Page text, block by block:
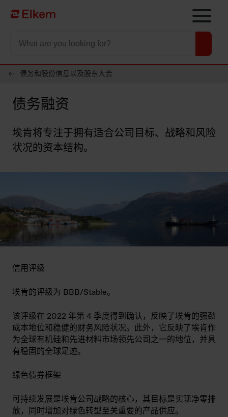
Skip to main content
To start page
债务和股份信息以及股东大会
债务融资
埃肯将专注于拥有适合公司目标、战略和风险
状况的资本结构。
信用评级
埃肯的评级为 BBB/Stable。
该评级在 2022 年第 4 季度得到确认，反映了埃肯的强劲
成本地位和稳健的财务风险状况。此外，它反映了埃肯作
为全球有机硅和先进材料市场领先公司之一的地位，并具
有稳固的全球足迹。
绿色债券框架
可持续发展是埃肯公司战略的核心，其目标是实现净零排
放，同时增加对绿色转型至关重要的产品供应。